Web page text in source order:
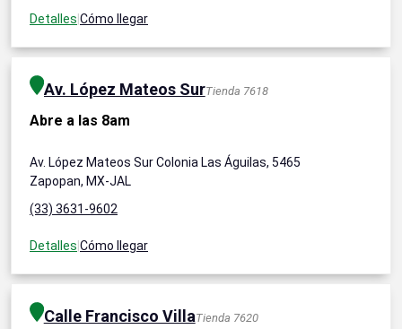
Detalles Cómo llegar
Av. López Mateos SurTienda 7618
Abre a las 8am
Av. López Mateos Sur Colonia Las Águilas, 5465
Zapopan, MX-JAL
(33) 3631-9602
Detalles Cómo llegar
Calle Francisco VillaTienda 7620